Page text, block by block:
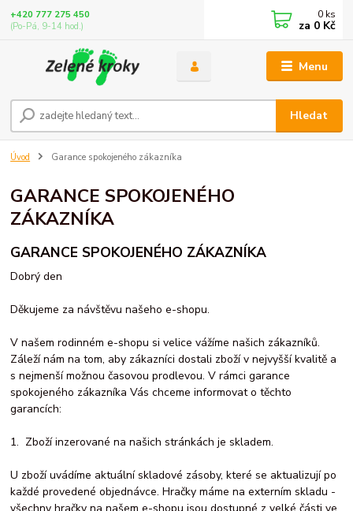
Menu
Hledat
+420 777 275 450
(Po-Pá, 9-14 hod.)
0 ks
za 0 Kč
Úvod Garance spokojeného zákazníka
GARANCE SPOKOJENÉHO
ZÁKAZNÍKA
GARANCE SPOKOJENÉHO ZÁKAZNÍKA
Dobrý den
Děkujeme za návštěvu našeho e-shopu.
V našem rodinném e-shopu si velice vážíme našich zákazníků.
Záleží nám na tom, aby zákazníci dostali zboží v nejvyšší kvalitě a
s nejmenší možnou časovou prodlevou. V rámci garance
spokojeného zákazníka Vás chceme informovat o těchto
garancích:
1. Zboží inzerované na našich stránkách je skladem.
U zboží uvádíme aktuální skladové zásoby, které se aktualizují po
každé provedené objednávce. Hračky máme na externím skladu -